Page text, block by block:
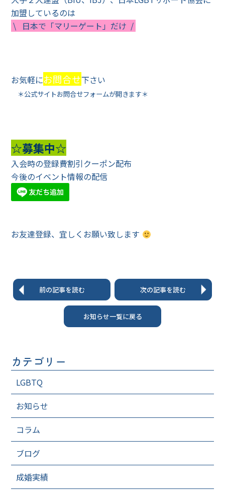
加盟しているのは
\ 日本で「マリーゲート」だけ /
お気軽にお問合せ下さい
＊公式サイトお問合せフォームが開きます＊
☆募集中☆
入会時の登録費割引クーポン配布
今後のイベント情報の配信
お友達登録、宜しくお願い致します
前の記事を読む
お知らせ一覧に戻る
次の記事を読む
カテゴリー
LGBTQ
お知らせ
コラム
ブログ
成婚実績